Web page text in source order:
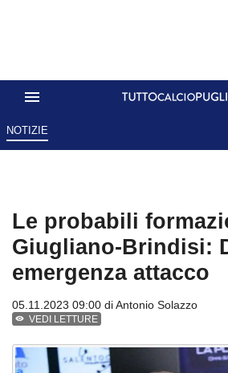
NOTIZIE
Le probabili
Giugliano-Brindisi:
emergenza attacco
05.11.2023 09:00 diAntonio Solazzo
VEDI LETTURE